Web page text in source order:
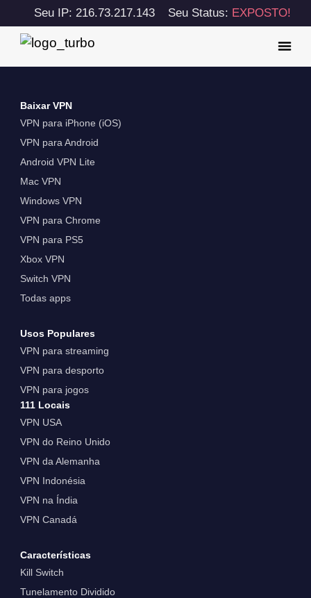
Seu IP: 216.73.217.143 Seu Status: EXPOSTO!
Baixar VPN
VPN para iPhone (iOS)
VPN para Android
Android VPN Lite
Mac VPN
Windows VPN
VPN para Chrome
VPN para PS5
Xbox VPN
Switch VPN
Todas apps
Usos Populares
VPN para streaming
VPN para desporto
VPN para jogos
111 Locais
VPN USA
VPN do Reino Unido
VPN da Alemanha
VPN Indonésia
VPN na Índia
VPN Canadá
Características
Kill Switch
Tunelamento Dividido